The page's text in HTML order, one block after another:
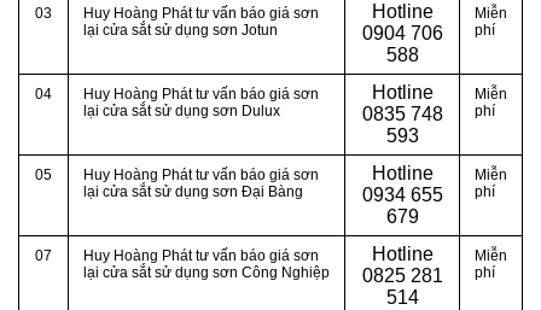
03
Huy Hoàng Phát tư vấn báo giá sơn
lại cửa sắt sử dụng sơn Jotun
Hotline
0904 706
588
Miễn
phí
04
Huy Hoàng Phát tư vấn báo giá sơn
lại cửa sắt sử dụng sơn Dulux
Hotline
0835 748
593
Miễn
phí
05
Huy Hoàng Phát tư vấn báo giá sơn
lại cửa sắt sử dụng sơn Đại Bàng
Hotline
0934 655
679
Miễn
phí
07
Huy Hoàng Phát tư vấn báo giá sơn
lại cửa sắt sử dụng sơn Công Nghiệp
Hotline
0825 281
514
Miễn
phí